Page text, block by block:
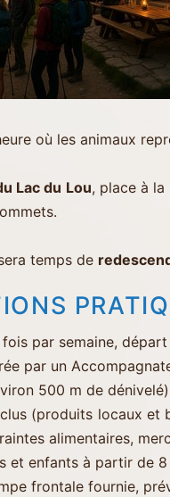
où les animaux
Lac du Lou, place à
temps de
par semaine, départ
par un
500 m de dénivelé)
(produits locaux et
alimentaires,
et enfants à partir de
frontale fournie,